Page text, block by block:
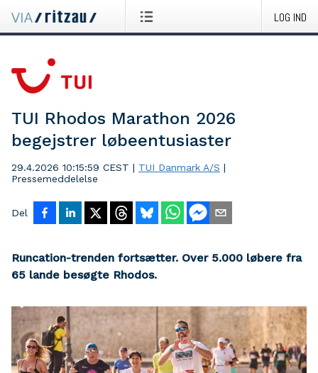
LOG IND
TUI Rhodos Marathon 2026
begejstrer løbeentusiaster
29.4.2026 10:15:59 CEST | TUI Danmark A/S |
Pressemeddelelse
Del
Runcation-trenden fortsætter. Over 5.000 løbere fra
65 lande besøgte Rhodos.